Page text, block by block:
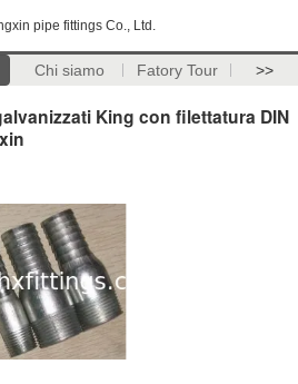
pipe fittings Co., Ltd.
Chi siamo Fatory Tour >>
King con filettatura DIN